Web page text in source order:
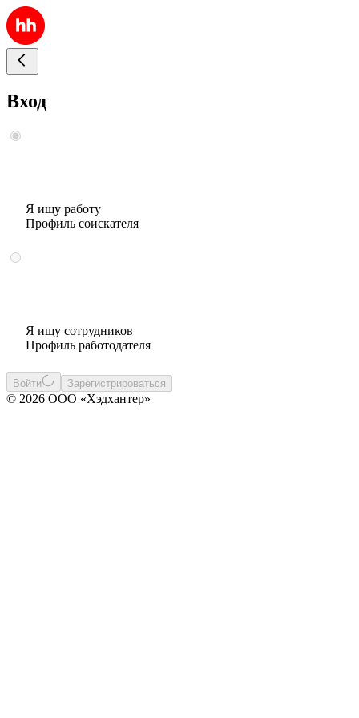
Вход
Я ищу работу
Профиль соискателя
Я ищу сотрудников
Профиль работодателя
Войти Зарегистрироваться
© 2026 ООО «Хэдхантер»